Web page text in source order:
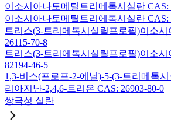
이소시아나토메틸트리메톡시실란 CAS:
이소시아나토메틸트리에톡시실란 CAS:
트리스(3-트리메톡시실릴프로필)이소시
26115-70-8
트리스(3-트리에톡시실릴프로필)이소시
82194-46-5
1,3-비스(프로프-2-에닐)-5-(3-트리메톡
리아지난-2,4,6-트리온 CAS: 26903-80-0
쌍극성 실란